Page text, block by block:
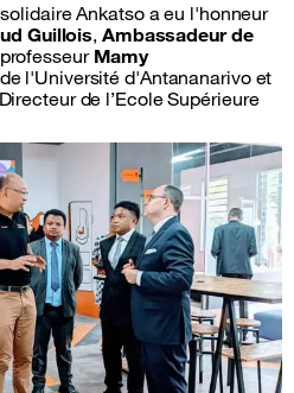
Ankatso a eu l'honneur
Guillois, Ambassadeur de
Mamy
l'Université d'Antananarivo et
de l’Ecole Supérieure